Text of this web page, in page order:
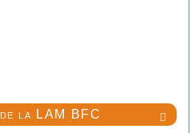

la LAM BFC